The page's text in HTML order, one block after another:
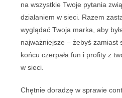
na wszystkie Twoje pytania
działaniem w sieci. Razem
wyglądać Twoja marka, aby
najważniejsze – żebyś zamiast
końcu czerpała fun i profity z
w sieci.
Chętnie doradzę w sprawie